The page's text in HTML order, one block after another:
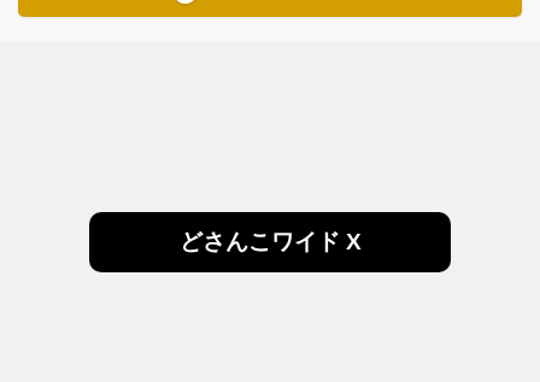
どさんこワイド X